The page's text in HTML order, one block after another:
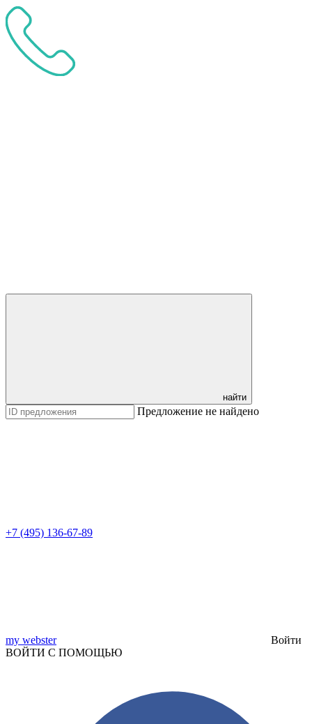
найти
Предложение не найдено
+7 (495) 136-67-89
my webster
Войти
ВОЙТИ С ПОМОЩЬЮ